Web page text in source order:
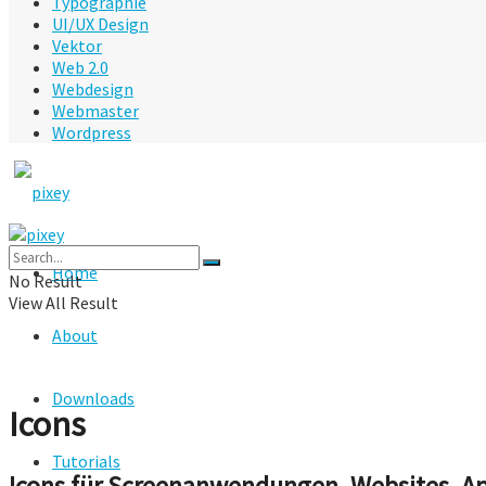
UI/UX Design
Vektor
Web 2.0
Webdesign
Webmaster
Wordpress
Home
About
Downloads
Tutorials
No Result
View All Result
Icons